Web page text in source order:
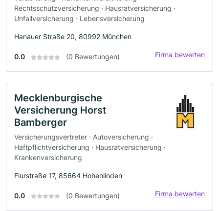
Rechtsschutzversicherung · Hausratversicherung ·
Unfallversicherung · Lebensversicherung
Hanauer Straße 20, 80992 München
0.0 (0 Bewertungen) Firma bewerten
Mecklenburgische
Versicherung Horst
Bamberger
Versicherungsvertreter · Autoversicherung ·
Haftpflichtversicherung · Hausratversicherung ·
Krankenversicherung
Flurstraße 17, 85664 Hohenlinden
0.0 (0 Bewertungen) Firma bewerten